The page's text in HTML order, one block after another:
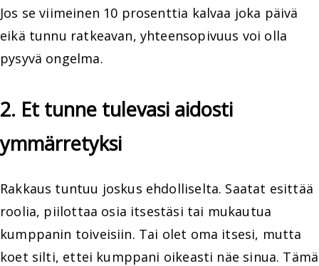
Jos se viimeinen 10 prosenttia kalvaa joka päivä
eikä tunnu ratkeavan, yhteensopivuus voi olla
pysyvä ongelma.
2. Et tunne tulevasi aidosti
ymmärretyksi
Rakkaus tuntuu joskus ehdolliselta. Saatat esittää
roolia, piilottaa osia itsestäsi tai mukautua
kumppanin toiveisiin. Tai olet oma itsesi, mutta
koet silti, ettei kumppani oikeasti näe sinua. Tämä